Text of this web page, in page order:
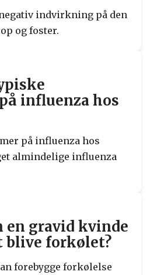
indvirkning på den
og foster.
influenza hos
på influenza hos
almindelige influenza
en gravid kvinde
blive forkølet?
forebygge forkølelse